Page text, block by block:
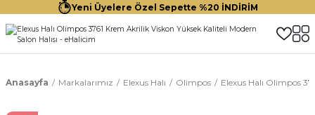
Yeni Üyelere Özel Sepette %20 İNDİRİM
Anasayfa Markalarımız Elexus Halı Olimpos Elexus Halı Olimpos